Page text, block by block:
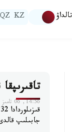
تالداۋ KZ
QZ
14:56, 06 تامىز 2026
جابىلىپ